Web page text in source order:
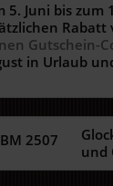
5. Juni bis
Rabatt
Gutschein-
in Urlaub
und